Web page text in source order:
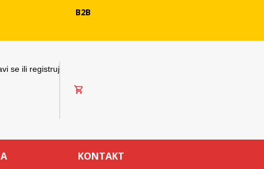
B2B
se ili registruj
KONTAKT